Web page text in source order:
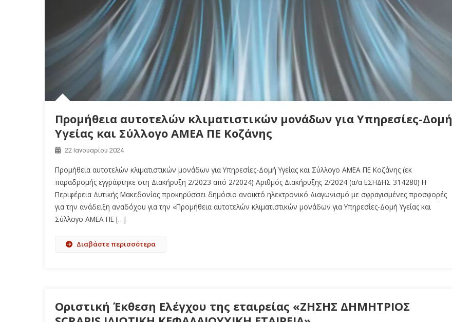
Προμήθεια αυτοτελών κλιματιστικών μονάδων για Υπηρεσίες-Δομή
Υγείας και Σύλλογο ΑΜΕΑ ΠΕ Κοζάνης
22 Ιανουαρίου 2024
Προμήθεια αυτοτελών κλιματιστικών μονάδων για Υπηρεσίες-Δομή Υγείας και Σύλλογο ΑΜΕΑ ΠΕ Κοζάνης (εκ
παραδρομής εγγράφτηκε στη Διακήρυξη 2/2023 από 2/2024) Αριθμός Διακήρυξης 2/2024 (α/α ΕΣΗΔΗΣ 314280) Η
Περιφέρεια Δυτικής Μακεδονίας προκηρύσσει δημόσιο ανοικτό ηλεκτρονικό Διαγωνισμό με σφραγισμένες προσφορές
για την ανάδειξη αναδόχου για την «Προμήθεια αυτοτελών κλιματιστικών μονάδων για Υπηρεσίες-Δομή Υγείας και
Σύλλογο ΑΜΕΑ ΠΕ […]
Διαβάστε περισσότερα
Οριστική Έκθεση Ελέγχου της εταιρείας «ΖΗΣΗΣ ΔΗΜΗΤΡΙΟΣ